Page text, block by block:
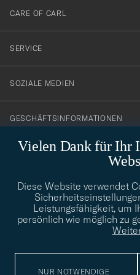
Vielen Dank für Ihr
Diese Website verwendet
Leistungsfähigkeit, um
persönlich wie möglich zu
NUR NOTWENDIGE
till
vårt
nyhetsbrev!
CARE OF CARL
SERVICE
SOZIALE MEDIEN
GESCHÄFTSINFORMATIONEN
Benötigen Sie Hilfe bei der
Wenden Sie sich an uns, wir
STILBERATUNG